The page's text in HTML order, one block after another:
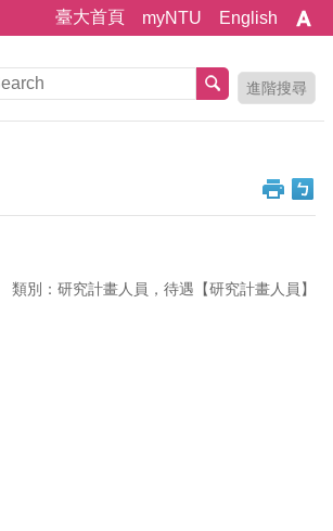
臺大首頁 myNTU English
進階搜尋
類別：研究計畫人員，待遇【研究計畫人員】